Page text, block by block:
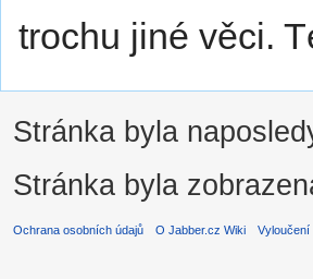
trochu jiné věci.
Stránka byla
Stránka byla
Ochrana osobních údajů O Jabber.cz Wiki Vyloučení